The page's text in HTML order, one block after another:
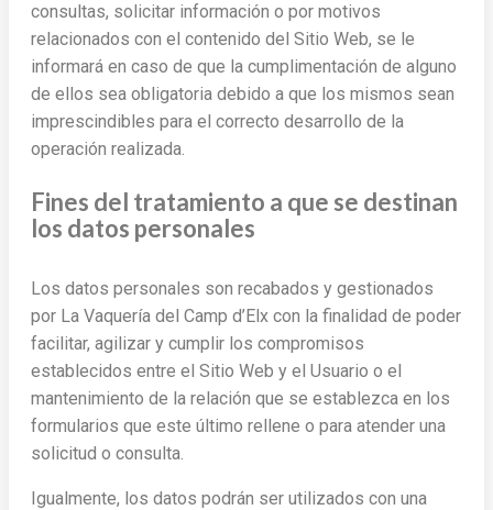
consultas, solicitar información o por motivos
relacionados con el contenido del Sitio Web, se le
informará en caso de que la cumplimentación de alguno
de ellos sea obligatoria debido a que los mismos sean
imprescindibles para el correcto desarrollo de la
operación realizada.
Fines del tratamiento a que se destinan
los datos personales
Los datos personales son recabados y gestionados
por La Vaquería del Camp d’Elx con la finalidad de poder
facilitar, agilizar y cumplir los compromisos
establecidos entre el Sitio Web y el Usuario o el
mantenimiento de la relación que se establezca en los
formularios que este último rellene o para atender una
solicitud o consulta.
Igualmente, los datos podrán ser utilizados con una